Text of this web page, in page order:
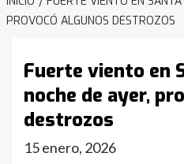
PROVOCÓ ALGUNOS DESTROZOS
Fuerte viento en
noche de ayer,
destrozos
15 enero, 2026